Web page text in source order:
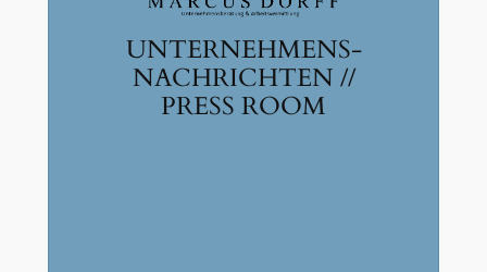
UNTERNEHMENS-
NACHRICHTEN //
PRESS ROOM